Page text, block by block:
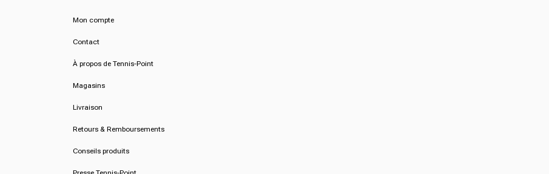
Mon compte
Contact
À propos de Tennis-Point
Magasins
Livraison
Retours & Remboursements
Conseils produits